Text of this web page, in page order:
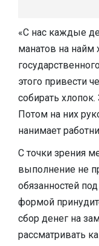
«С нас каждые
манатов на найм
этого привести
собирать
Потом на них
нанимает
С точки зрения
выполнение не
обязанностей
формой
сбор денег на
рассматривать